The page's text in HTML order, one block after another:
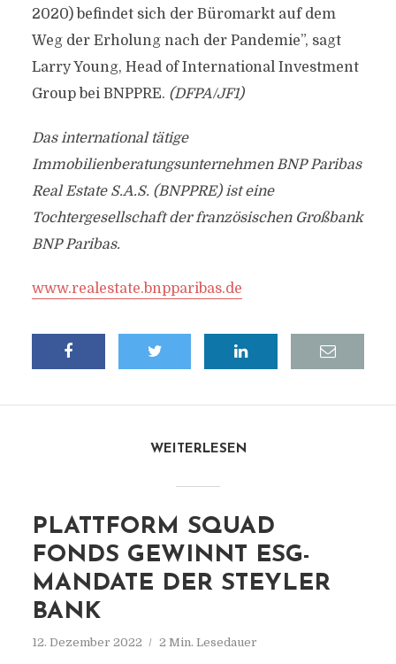
2020) befindet sich der Büromarkt auf dem
Weg der Erholung nach der Pandemie”, sagt
Larry Young, Head of International Investment
Group bei BNPPRE. (DFPA/JF1)
Das international tätige
Immobilienberatungsunternehmen BNP Paribas
Real Estate S.A.S. (BNPPRE) ist eine
Tochtergesellschaft der französischen Großbank
BNP Paribas.
www.realestate.bnpparibas.de
WEITERLESEN
PLATTFORM SQUAD
FONDS GEWINNT ESG-
MANDATE DER STEYLER
BANK
12. Dezember 2022 2 Min. Lesedauer